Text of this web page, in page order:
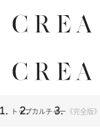
トップカルチャー 《完全版